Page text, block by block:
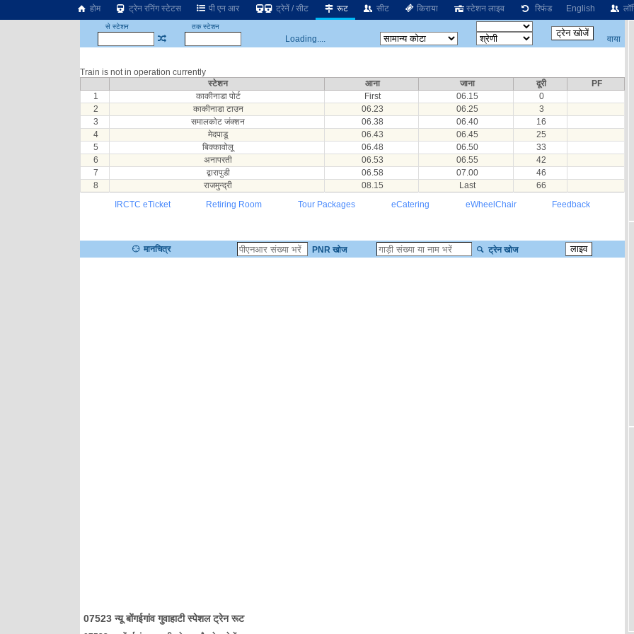
होम ट्रेन रनिंग स्टेटस पी एन आर ट्रेनें / सीट रूट सीट किराया स्टेशन लाइव रिफंड English
से स्टेशन तक स्टेशन
Loading.... वाया
Train is not in operation currently
स्टेशन
आना जाना दूरी
PF
1
काकीनाडा पोर्ट First 06.15
0
2
काकीनाडा टाउन 06.23 06.25
3
3
समालकोट जंक्शन 06.38 06.40
16
4
मेदपाडू 06.43 06.45
25
5
बिक्कावोलू 06.48 06.50
33
6
अनापरती 06.53 06.55
42
7
द्वारापुडी 06.58 07.00
46
8
राजमुन्द्री 08.15 Last
66
IRCTC eTicket
Retiring Room Tour Packages eCatering eWheelChair Feedback
मानचित्र PNR खोज ट्रेन खोज
07523 न्यू बोंगईगांव गुवाहाटी स्पेशल ट्रेन रूट